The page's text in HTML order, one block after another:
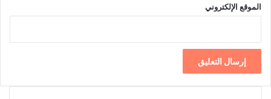
الموقع الإلكتروني